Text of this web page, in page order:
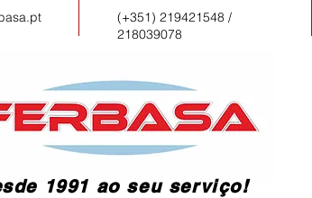
(+351) 219421548 /
218039078
1991 ao seu serviço!